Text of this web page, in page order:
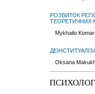
РОЗВИТОК
ТЕОРЕТИЧНИХ
Mykhailo
Oksana